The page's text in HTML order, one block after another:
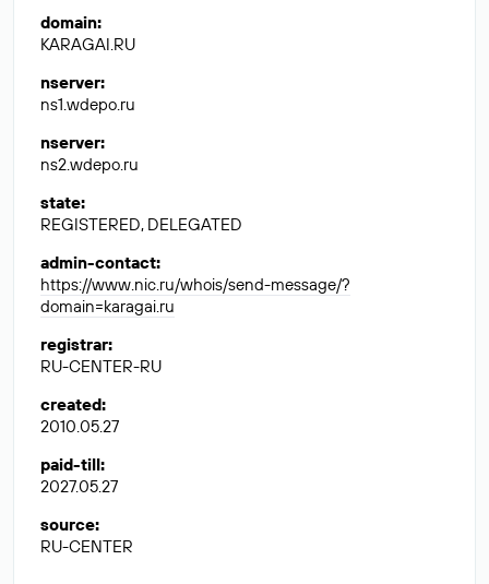
domain:
KARAGAI.RU
nserver:
ns1.wdepo.ru
nserver:
ns2.wdepo.ru
state:
REGISTERED, DELEGATED
admin-contact:
https://www.nic.ru/whois/send-message/?
domain=karagai.ru
registrar:
RU-CENTER-RU
created:
2010.05.27
paid-till:
2027.05.27
source:
RU-CENTER